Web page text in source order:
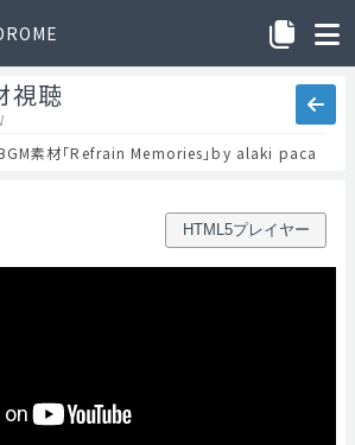
視聴
素材「Refrain Memories」by alaki paca
HTML5プレイヤー